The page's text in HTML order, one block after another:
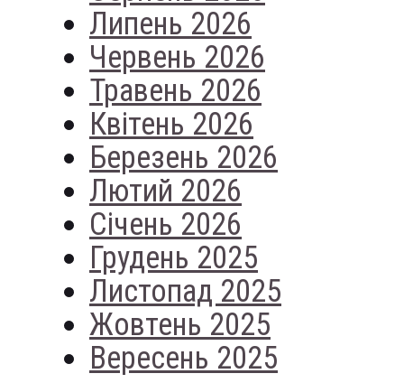
Липень 2026
Червень 2026
Травень 2026
Квітень 2026
Березень 2026
Лютий 2026
Січень 2026
Грудень 2025
Листопад 2025
Жовтень 2025
Вересень 2025